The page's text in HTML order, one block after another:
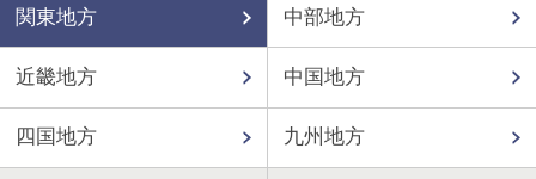
関東地方 中部地方
近畿地方 中国地方
四国地方 九州地方